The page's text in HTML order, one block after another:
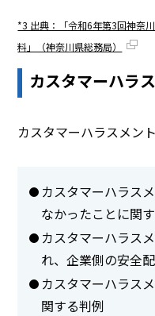
*3 出典：「令和6年第3回神奈
料」（神奈川県総務局）
カスタマーハラ
カスタマーハラスメン
カスタマーハラス
なかったことに関
カスタマーハラス
れ、企業側の安全
カスタマーハラス
関する判例